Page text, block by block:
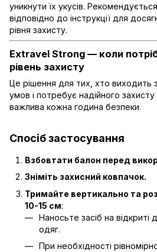
уникнути їх укусів.
відповідно до інструкції для
рівня захисту.
Extravel Strong — коли
рівень захисту
Це рішення для тих, хто виходить
умов і потребує надійного
важлива кожна година безпеки.
Спосіб застосування
Взбовтати балон перед
Зніміть захисний ковпачок.
Тримайте вертикально та
10-15 см:
Наносьте засіб на відкриті
одяг.
При необхідності